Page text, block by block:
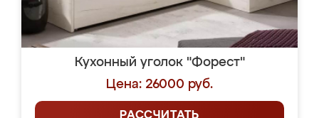
Кухонный уголок "Форест"
Цена: 26000 руб.